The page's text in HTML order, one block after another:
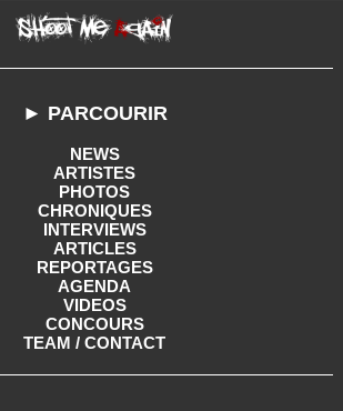
► PARCOURIR
NEWS
ARTISTES
PHOTOS
CHRONIQUES
INTERVIEWS
ARTICLES
REPORTAGES
AGENDA
VIDEOS
CONCOURS
TEAM / CONTACT